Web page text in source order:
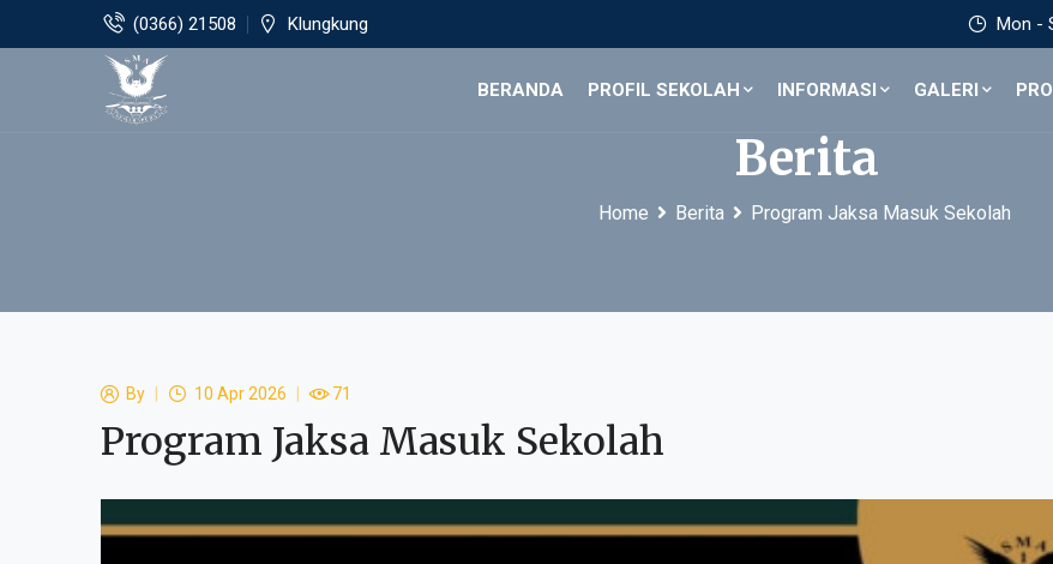
(0366) 21508 Klungkung Mon -
BERANDA PROFIL SEKOLAH INFORMASI GALERI
Berita
Home Berita Program Jaksa Masuk Sekolah
By 10 Apr 2026 71
Program Jaksa Masuk Sekolah